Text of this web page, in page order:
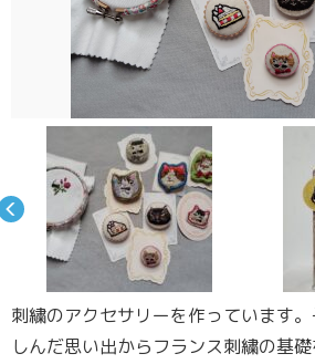
刺繍のアクセサリーを作っています
しんだ思い出からフランス刺繍の基礎